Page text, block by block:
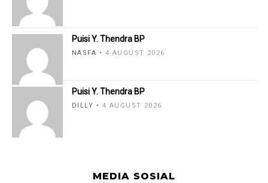
Puisi Y. Thendra BP
NASFA 4 AUGUST 2026
Puisi Y. Thendra BP
DILLY 4 AUGUST 2026
MEDIA SOSIAL